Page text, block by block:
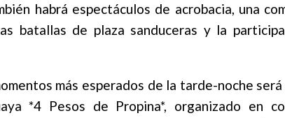
habrá espectáculos de acrobacia, una
batallas de plaza sanduceras y la
más esperados de la tarde-noche
*4 Pesos de Propina*, organizado en